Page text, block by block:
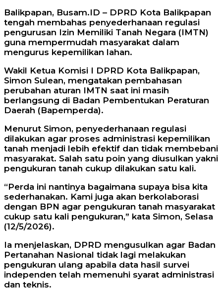
Balikpapan, Busam.ID – DPRD Kota Balikpapan
tengah membahas penyederhanaan regulasi
pengurusan Izin Memiliki Tanah Negara (IMTN)
guna mempermudah masyarakat dalam
mengurus kepemilikan lahan.
Wakil Ketua Komisi I DPRD Kota Balikpapan,
Simon Sulean, mengatakan pembahasan
perubahan aturan IMTN saat ini masih
berlangsung di Badan Pembentukan Peraturan
Daerah (Bapemperda).
Menurut Simon, penyederhanaan regulasi
dilakukan agar proses administrasi kepemilikan
tanah menjadi lebih efektif dan tidak membebani
masyarakat. Salah satu poin yang diusulkan yakni
pengukuran tanah cukup dilakukan satu kali.
“Perda ini nantinya bagaimana supaya bisa kita
sederhanakan. Kami juga akan berkolaborasi
dengan BPN agar pengukuran tanah masyarakat
cukup satu kali pengukuran,” kata Simon, Selasa
(12/5/2026).
Ia menjelaskan, DPRD mengusulkan agar Badan
Pertanahan Nasional tidak lagi melakukan
pengukuran ulang apabila data hasil survei
independen telah memenuhi syarat administrasi
dan teknis.